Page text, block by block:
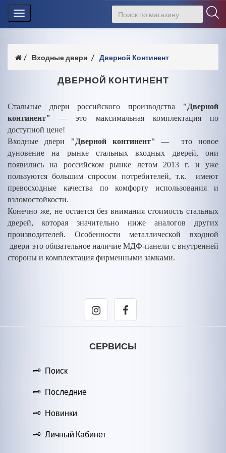
Toggle
navigation
Входные двери Дверной Континент
ДВЕРНОЙ КОНТИНЕНТ
Стальные двери российского производства "Дверной
континент"
— это максимальная комплектация по
доступной цене!
Входные двери "Дверной континент" — это новое
дуновение на рынке стальных входных дверей, они
появились на российском рынке летом 2013 г. и уже
пользуются большим спросом потребителей, т.к. имеют
превосходные качества по комфорту использования и
взломостойкости.
Конечно же, не остается без внимания стоимость стальных
дверей, которая значительно ниже аналогов других
производителей. Особенности металлической входной
двери это обязательное наличие МДФ-панели с внутренней
стороны и комплектация фирменными замками.
СЕРВИСЫ
Поиск
Последние
Новинки
Личный Кабинет